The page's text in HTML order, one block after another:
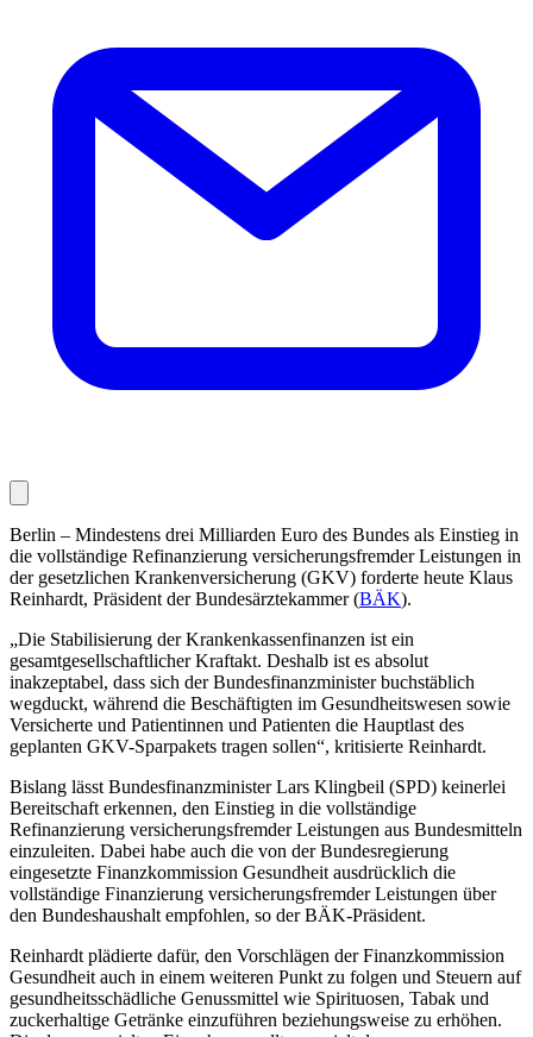
Berlin – Mindestens drei Milliarden Euro des Bundes als Einstieg in
die vollständige Refinanzierung versicherungsfremder Leistungen in
der gesetzlichen Krankenversicherung (GKV) forderte heute Klaus
Reinhardt, Präsident der Bundesärztekammer (BÄK).
„Die Stabilisierung der Krankenkassenfinanzen ist ein
gesamtgesellschaftlicher Kraftakt. Deshalb ist es absolut
inakzeptabel, dass sich der Bundesfinanzminister buchstäblich
wegduckt, während die Beschäftigten im Gesundheitswesen sowie
Versicherte und Patientinnen und Patienten die Hauptlast des
geplanten GKV-Sparpakets tragen sollen“, kritisierte Reinhardt.
Bislang lässt Bundesfinanzminister Lars Klingbeil (SPD) keinerlei
Bereitschaft erkennen, den Einstieg in die vollständige
Refinanzierung versicherungsfremder Leistungen aus Bundesmitteln
einzuleiten. Dabei habe auch die von der Bundesregierung
eingesetzte Finanzkommission Gesundheit ausdrücklich die
vollständige Finanzierung versicherungsfremder Leistungen über
den Bundeshaushalt empfohlen, so der BÄK-Präsident.
Reinhardt plädierte dafür, den Vorschlägen der Finanzkommission
Gesundheit auch in einem weiteren Punkt zu folgen und Steuern auf
gesundheitsschädliche Genussmittel wie Spirituosen, Tabak und
zuckerhaltige Getränke einzuführen beziehungsweise zu erhöhen.